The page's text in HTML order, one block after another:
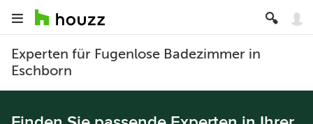
Experten für Fugenlose Badezimmer in
Eschborn